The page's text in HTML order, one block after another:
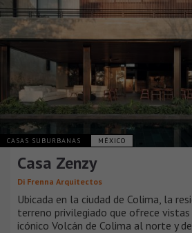
CASAS SUBURBANAS MÉXICO
Casa Zenzy
Di Frenna Arquitectos
Ubicada en la ciudad de Colima, la
terreno privilegiado que ofrece
icónico Volcán de Colima al norte y